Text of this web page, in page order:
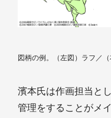
図柄の例。（左図）ラフ／
濱本氏は作画担当と
管理をすることがメ